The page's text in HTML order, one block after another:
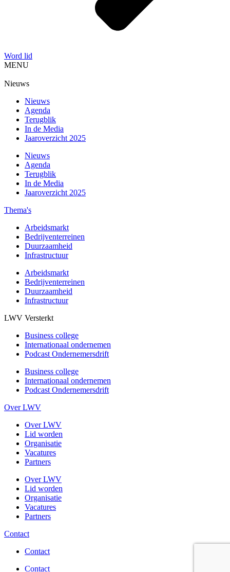
Word lid
MENU
Nieuws
Nieuws
Agenda
Terugblik
In de Media
Jaaroverzicht 2025
Nieuws
Agenda
Terugblik
In de Media
Jaaroverzicht 2025
Thema's
Arbeidsmarkt
Bedrijventerreinen
Duurzaamheid
Infrastructuur
Arbeidsmarkt
Bedrijventerreinen
Duurzaamheid
Infrastructuur
LWV Versterkt
Business college
Internationaal ondernemen
Podcast Ondernemersdrift
Business college
Internationaal ondernemen
Podcast Ondernemersdrift
Over LWV
Over LWV
Lid worden
Organisatie
Vacatures
Partners
Over LWV
Lid worden
Organisatie
Vacatures
Partners
Contact
Contact
Contact